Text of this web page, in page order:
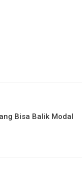
Bisa Balik Modal